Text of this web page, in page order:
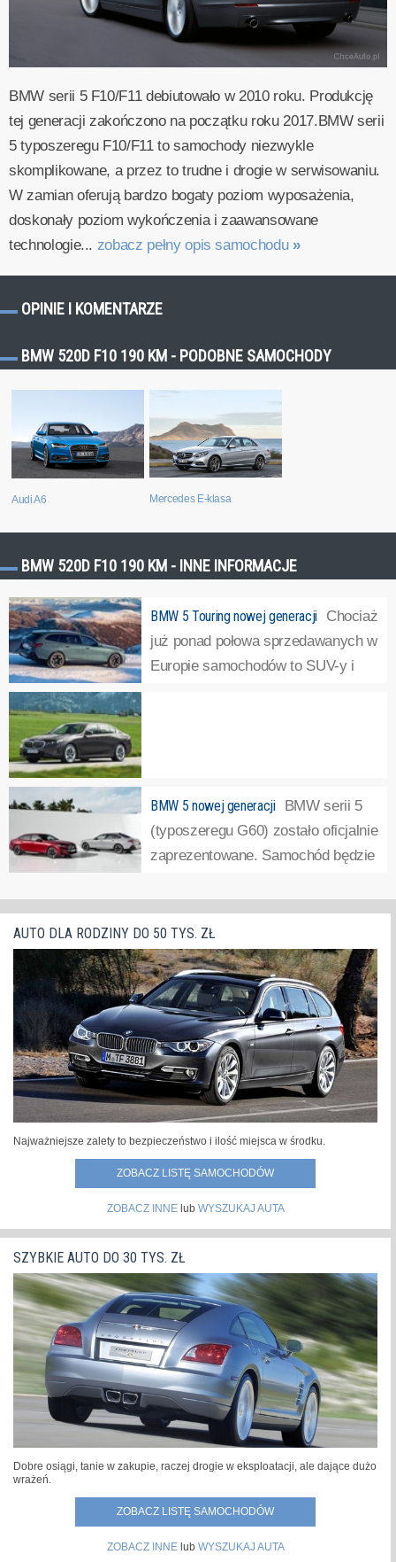
BMW serii 5 F10/F11 debiutowało w 2010 roku. Produkcję
tej generacji zakończono na początku roku 2017.BMW serii
5 typoszeregu F10/F11 to samochody niezwykle
skomplikowane, a przez to trudne i drogie w serwisowaniu.
W zamian oferują bardzo bogaty poziom wyposażenia,
doskonały poziom wykończenia i zaawansowane
technologie... zobacz pełny opis samochodu »
OPINIE I KOMENTARZE
BMW 520D F10 190 KM - PODOBNE SAMOCHODY
Audi A6 Mercedes E-klasa
BMW 520D F10 190 KM - INNE INFORMACJE
BMW 5 Touring nowej generacji Chociaż
już ponad połowa sprzedawanych w
Europie samochodów to SUV-y i
producenci rezygnują z produkowania samochodów
kombi. Zalicza się do nich BMW, które zaprezentowało
serię 5 Touring nowej generacji. Auto debiutuje niemal...
BMW serii 5 z nowymi napędami hybrydowymi BMW poszerza
ofertę silnikową serii 5 o hybrydowe wersje typu plug-in.
Samochód będzie dostępny w dwóch wersjach, jako BMW
530e i 550e xDrive.Obecnie BMW serii 5 nowej generacji
dostępne jest w wersji elektrycznej, jako i5, a także z
silnikami...
»
BMW 5 nowej generacji BMW serii 5
(typoszeregu G60) zostało oficjalnie
zaprezentowane. Samochód będzie
identycznej stylistycznie odmianie elektrycznej o nazwie
i5.Premiera nowych modeli BMW wywołuje zwykle
kontrowersje dotyczące stylizacji... »
AUTO DLA RODZINY DO 50 TYS. ZŁ
Najważniejsze zalety to bezpieczeństwo i ilość miejsca w środku.
ZOBACZ LISTĘ SAMOCHODÓW
ZOBACZ INNElub WYSZUKAJ AUTA
SZYBKIE AUTO DO 30 TYS. ZŁ
Dobre osiągi, tanie w zakupie, raczej drogie w eksploatacji, ale dające dużo
wrażeń.
ZOBACZ LISTĘ SAMOCHODÓW
ZOBACZ INNElub WYSZUKAJ AUTA